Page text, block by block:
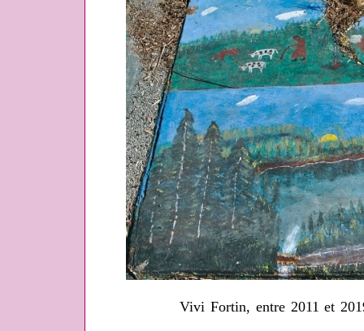
Vivi Fortin, entre 2011 et